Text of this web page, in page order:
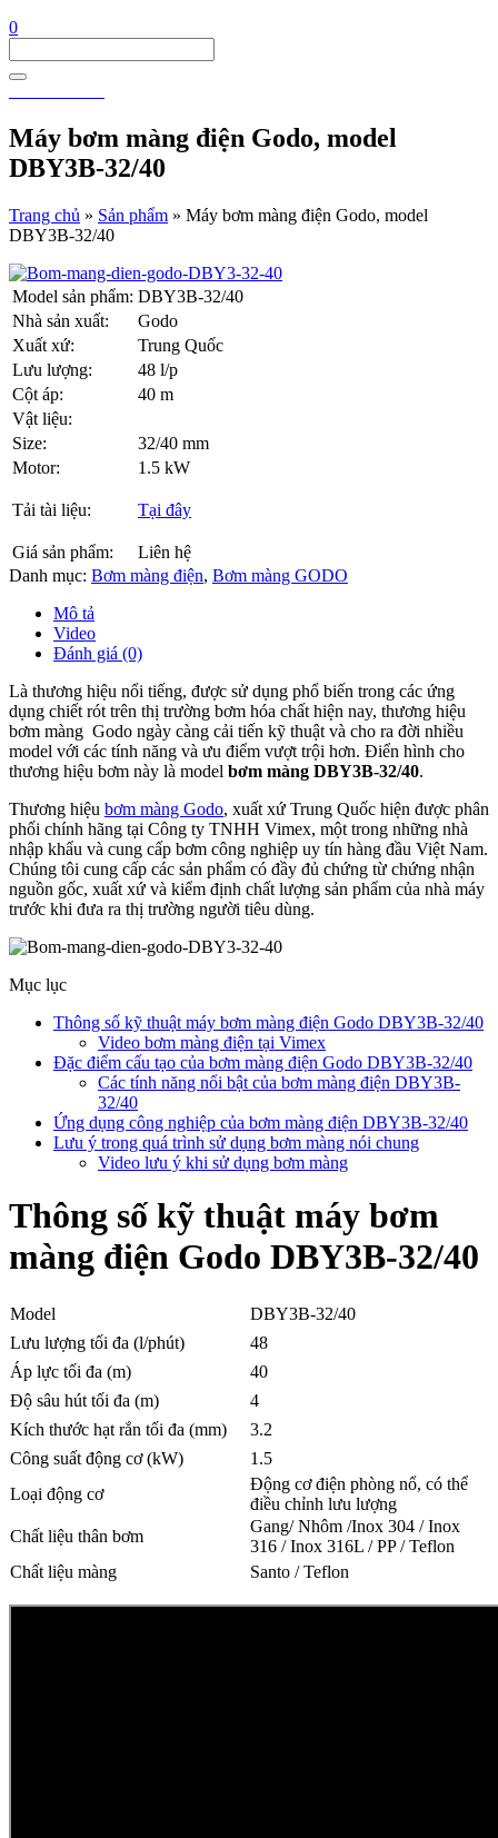
0
Máy bơm màng điện Godo, model
DBY3B-32/40
Trang chủ » Sản phẩm » Máy bơm màng điện Godo, model
DBY3B-32/40
Model sản phẩm: DBY3B-32/40
Nhà sản xuất:
Godo
Xuất xứ:
Trung Quốc
Lưu lượng:
48 l/p
Cột áp:
40 m
Vật liệu:
Size:
32/40 mm
Motor:
1.5 kW
Tải tài liệu: Tại đây
Giá sản phẩm:
Liên hệ
Danh mục: Bơm màng điện, Bơm màng GODO
Mô tả
Video
Đánh giá (0)
Là thương hiệu nổi tiếng, được sử dụng phổ biến trong các ứng
dụng chiết rót trên thị trường bơm hóa chất hiện nay, thương hiệu
bơm màng Godo ngày càng cải tiến kỹ thuật và cho ra đời nhiều
model với các tính năng và ưu điểm vượt trội hơn. Điển hình cho
thương hiệu bơm này là model bơm màng DBY3B-32/40.
Thương hiệu bơm màng Godo, xuất xứ Trung Quốc hiện được phân
phối chính hãng tại Công ty TNHH Vimex, một trong những nhà
nhập khẩu và cung cấp bơm công nghiệp uy tín hàng đầu Việt Nam.
Chúng tôi cung cấp các sản phẩm có đầy đủ chứng từ chứng nhận
nguồn gốc, xuất xứ và kiểm định chất lượng sản phẩm của nhà máy
trước khi đưa ra thị trường người tiêu dùng.
Mục lục
Thông số kỹ thuật máy bơm màng điện Godo DBY3B-32/40
Video bơm màng điện tại Vimex
Đặc điểm cấu tạo của bơm màng điện Godo DBY3B-32/40
Các tính năng nổi bật của bơm màng điện DBY3B-
32/40
Ứng dụng công nghiệp của bơm màng điện DBY3B-32/40
Lưu ý trong quá trình sử dụng bơm màng nói chung
Video lưu ý khi sử dụng bơm màng
Thông số kỹ thuật máy bơm
màng điện Godo DBY3B-32/40
Model
DBY3B-32/40
Lưu lượng tối đa (l/phút)
48
Áp lực tối đa (m)
40
Độ sâu hút tối đa (m)
4
Kích thước hạt rắn tối đa (mm)
3.2
Công suất động cơ (kW)
1.5
Loại động cơ
Động cơ điện phòng nổ, có thể
điều chỉnh lưu lượng
Chất liệu thân bơm
Gang/ Nhôm /Inox 304 / Inox
316 / Inox 316L / PP / Teflon
Chất liệu màng
Santo / Teflon